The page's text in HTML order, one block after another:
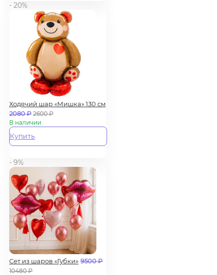
- 20%
Ходячий шар «Мишка» 130 см
2080₽ 2600₽
В наличии
Купить
- 9%
Сет из шаров «Губки» 9500₽
10480₽